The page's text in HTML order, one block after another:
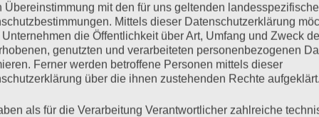
deren Inhalte wir keinen Einfluss haben. Deshalb können
oder Betreiber der Seiten verantwortlich. Die verlinkten
der Verlinkung nicht erkennbar. Eine permanente
Bei Bekanntwerden von Rechtsverletzungen werden wir
Übereinstimmung mit den für uns geltenden
Mittels dieser Datenschutzerklärung
Unternehmen die Öffentlichkeit über Art, Umfang und Zweck
genutzten und verarbeiteten personenbezogenen
Ferner werden betroffene Personen mittels dieser
über die ihnen zustehenden Rechte
als für die Verarbeitung Verantwortlicher zahlreiche